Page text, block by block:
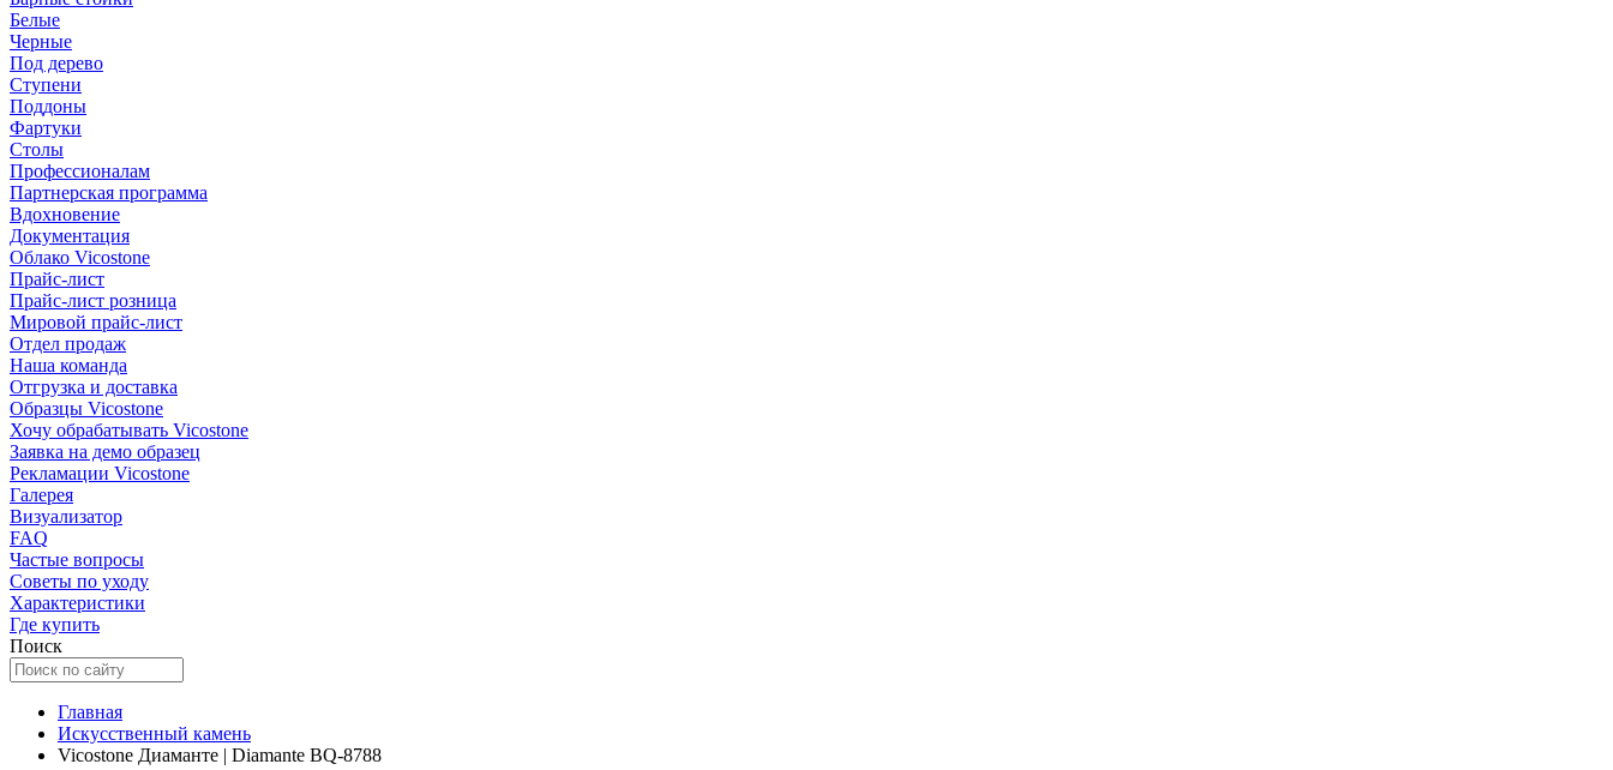
Белые
Черные
Под дерево
Ступени
Поддоны
Фартуки
Столы
Профессионалам
Партнерская программа
Вдохновение
Документация
Облако Vicostone
Прайс-лист
Прайс-лист розница
Мировой прайс-лист
Отдел продаж
Наша команда
Отгрузка и доставка
Образцы Vicostone
Хочу обрабатывать Vicostone
Заявка на демо образец
Рекламации Vicostone
Галерея
Визуализатор
FAQ
Частые вопросы
Советы по уходу
Характеристики
Где купить
Поиск
Главная
Искусственный камень
Vicostone Диаманте | Diamante BQ-8788